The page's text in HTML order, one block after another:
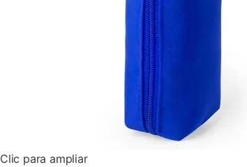
Clic para ampliar